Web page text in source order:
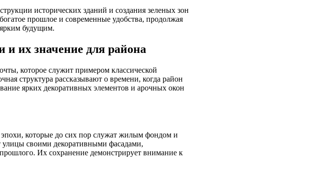
исторических зданий и создания зеленых зон
прошлое и современные удобства, продолжая
будущим.
их значение для района
которое служит примером классической
структура рассказывают о времени, когда район
ярких декоративных элементов и арочных окон
которые до сих пор служат жилым фондом и
своими декоративными фасадами,
Их сохранение демонстрирует внимание к